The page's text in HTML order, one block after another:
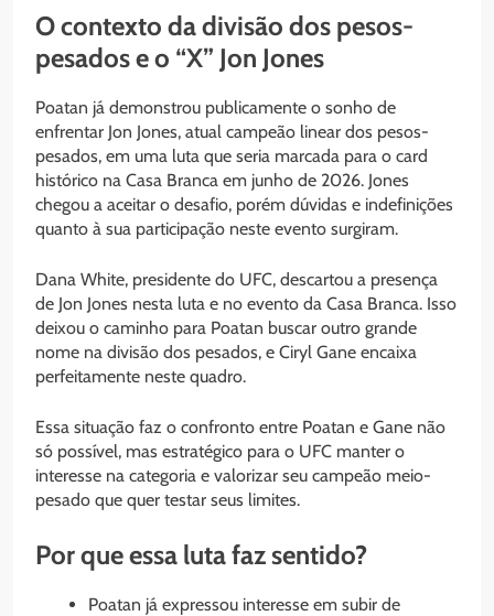
O contexto da divisão dos pesos-
pesados e o “X” Jon Jones
Poatan já demonstrou publicamente o sonho de
enfrentar Jon Jones, atual campeão linear dos pesos-
pesados, em uma luta que seria marcada para o card
histórico na Casa Branca em junho de 2026. Jones
chegou a aceitar o desafio, porém dúvidas e indefinições
quanto à sua participação neste evento surgiram.
Dana White, presidente do UFC, descartou a presença
de Jon Jones nesta luta e no evento da Casa Branca. Isso
deixou o caminho para Poatan buscar outro grande
nome na divisão dos pesados, e Ciryl Gane encaixa
perfeitamente neste quadro.
Essa situação faz o confronto entre Poatan e Gane não
só possível, mas estratégico para o UFC manter o
interesse na categoria e valorizar seu campeão meio-
pesado que quer testar seus limites.
Por que essa luta faz sentido?
Poatan já expressou interesse em subir de